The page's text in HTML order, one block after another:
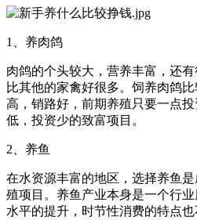
1、养肉鸽
肉鸽的个头较大，营养丰富，还
比其他的家禽好很多。饲养肉鸽
高，销路好，前期养殖只要一点
低，投资少的致富项目。
2、养鱼
在水资源丰富的地区，选择养鱼
殖项目。养鱼产业本身是一个行
水平的提升，时节性消费的特点